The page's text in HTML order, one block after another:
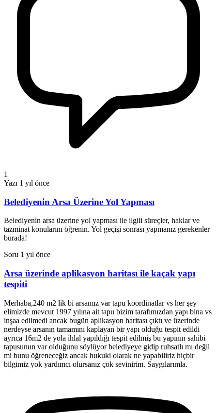
1
Yazı 1 yıl önce
Belediyenin Arsa Üzerine Yol Yapması
Belediyenin arsa üzerine yol yapması ile ilgili süreçler, haklar ve
tazminat konularını öğrenin. Yol geçişi sonrası yapmanız gerekenler
burada!
Soru 1 yıl önce
Arsa üzerinde aplikasyon haritası ile kaçak yapı
tespiti
Merhaba,240 m2 lik bi arsamız var tapu koordinatlar vs her şey
elimizde mevcut 1997 yılına ait tapu bizim tarafımızdan yapı bina vs
inşaa edilmedi ancak bugün aplikasyon haritası çıktı ve üzerinde
nerdeyse arsanın tamamını kaplayan bir yapı olduğu tespit edildi
ayrıca 16m2 de yola ihlal yapıldığı tespit edilmiş bu yapının sahibi
tapusunun var olduğunu söylüyor belediyeye gidip ruhsatlı mı değil
mi bunu öğreneceğiz ancak hukuki olarak ne yapabiliriz hiçbir
bilgimiz yok yardımcı olursanız çok sevinirim. Saygılarımla.